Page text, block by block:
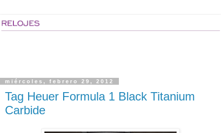
miércoles, febrero 29, 2012
Tag Heuer Formula 1 Black Titanium
Carbide